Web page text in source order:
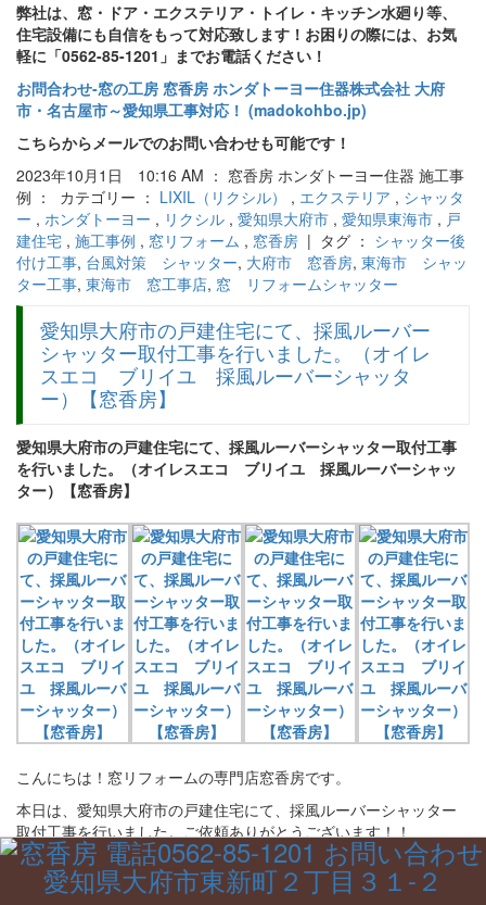
弊社は、窓・ドア・エクステリア・トイレ・キッチン水廻り等、
住宅設備にも自信をもって対応致します！お困りの際には、お気
軽に「0562-85-1201」までお電話ください！
お問合わせ‐窓の工房 窓香房 ホンダトーヨー住器株式会社 大府
市・名古屋市～愛知県工事対応！ (madokohbo.jp)
こちらからメールでのお問い合わせも可能です！
2023年10月1日 10:16 AM ： 窓香房 ホンダトーヨー住器 施工事
例 ： カテゴリー ： LIXIL（リクシル） , エクステリア , シャッタ
ー , ホンダトーヨー , リクシル , 愛知県大府市 , 愛知県東海市 , 戸
建住宅 , 施工事例 , 窓リフォーム , 窓香房 | タグ ： シャッター後
付け工事, 台風対策 シャッター, 大府市 窓香房, 東海市 シャッ
ター工事, 東海市 窓工事店, 窓 リフォームシャッター
愛知県大府市の戸建住宅にて、採風ルーバー
シャッター取付工事を行いました。（オイレ
スエコ ブリイユ 採風ルーバーシャッタ
ー）【窓香房】
愛知県大府市の戸建住宅にて、採風ルーバーシャッター取付工事
を行いました。（オイレスエコ ブリイユ 採風ルーバーシャッ
ター）【窓香房】
こんにちは！窓リフォームの専門店窓香房です。
本日は、愛知県大府市の戸建住宅にて、採風ルーバーシャッター
取付工事を行いました。ご依頼ありがとうございます！！
今年の夏はとても暑い‼️そして物価も上がり、光熱費もUP。
できるだけ自然の風を活かして、